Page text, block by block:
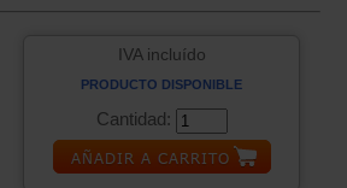
IVA incluído
PRODUCTO DISPONIBLE
Cantidad: